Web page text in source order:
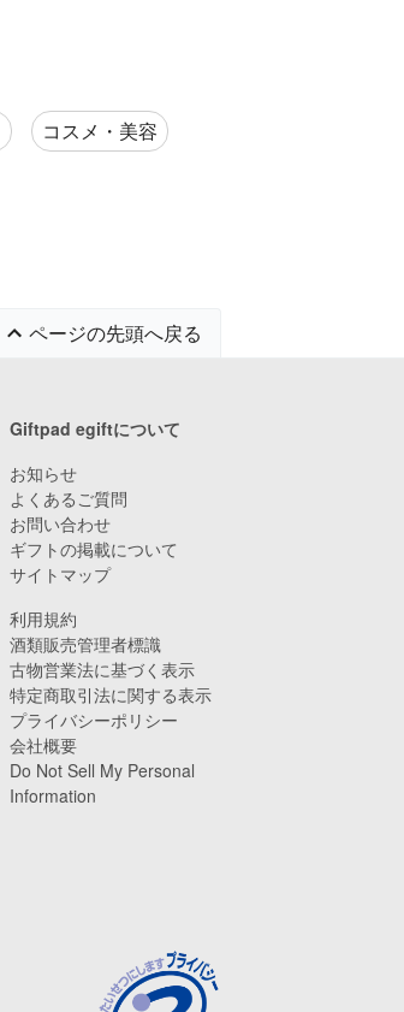
コスメ・美容
ページの先頭へ戻る
Giftpad egiftについて
お知らせ
よくあるご質問
お問い合わせ
ギフトの掲載について
サイトマップ
利用規約
酒類販売管理者標識
古物営業法に基づく表示
特定商取引法に関する表示
プライバシーポリシー
会社概要
Do Not Sell My Personal
Information